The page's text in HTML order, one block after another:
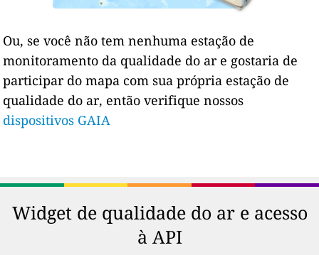
Ou, se você não tem nenhuma estação de
monitoramento da qualidade do ar e gostaria de
participar do mapa com sua própria estação de
qualidade do ar, então verifique nossos
dispositivos GAIA
Widget de qualidade do ar e acesso
à API